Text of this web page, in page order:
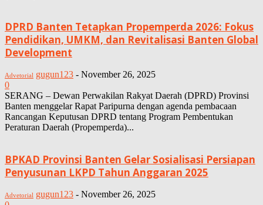
DPRD Banten Tetapkan Propemperda 2026: Fokus
Pendidikan, UMKM, dan Revitalisasi Banten Global
Development
Advetorial gugun123 - November 26, 2025
0
SERANG – Dewan Perwakilan Rakyat Daerah (DPRD) Provinsi
Banten menggelar Rapat Paripurna dengan agenda pembacaan
Rancangan Keputusan DPRD tentang Program Pembentukan
Peraturan Daerah (Propemperda)...
BPKAD Provinsi Banten Gelar Sosialisasi Persiapan
Penyusunan LKPD Tahun Anggaran 2025
Advetorial gugun123 - November 26, 2025